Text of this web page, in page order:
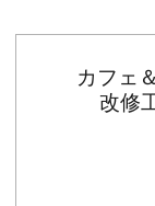
カフェ
改修